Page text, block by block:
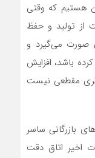
این هستیم که وقتی
از تولید و حفظ
صورت می‌گیرد و
باشد، افزایش
مقطعی نیست
بازرگانی ساسر
انتخابات اخیر اتاق دقت